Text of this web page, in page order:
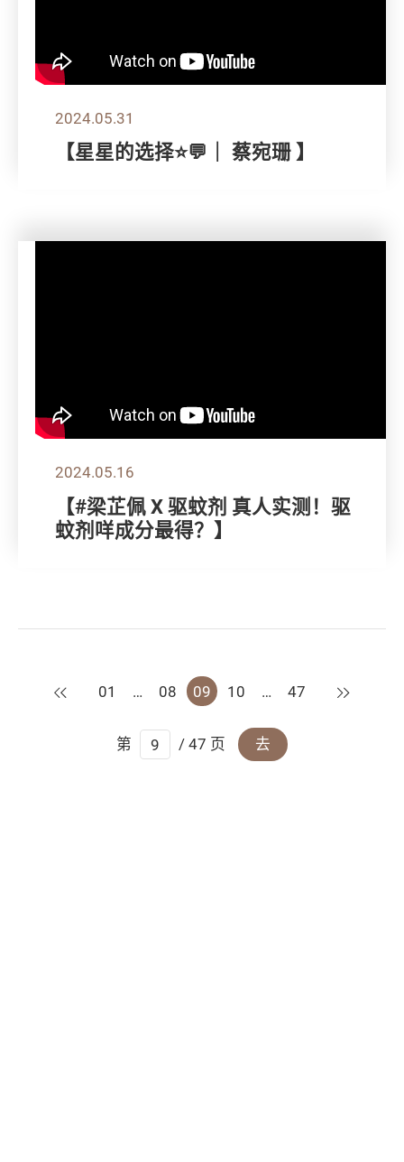
2024.05.31
【星星的选择⭐💬｜ 蔡宛珊 】
2024.05.16
【#梁芷佩 X 驱蚊剂 真人实测！驱
蚊剂咩成分最得？】
上一页
01 … 08 09 10 … 47 下一页
第 / 47 页 去